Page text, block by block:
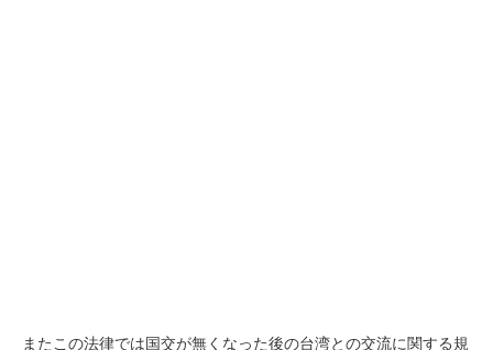
またこの法律では国交が無くなった後の台湾との交流に関する規